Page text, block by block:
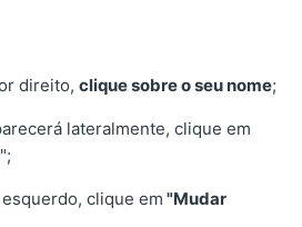
direito,clique sobre o seu nome;
lateralmente, clique em
";
clique em "Mudar